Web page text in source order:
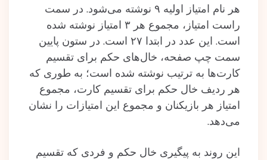
هر نام امتیاز اولیه ۹ نوشته می‌شود. در سمت
راست امتیاز، مجموع هر ۳ امتیاز نوشته‌ شده‌
است. این عدد در ابتدا ۲۷ است. در ستون پایین
سمت چپ صفحه، خال‌های حکم برای تقسیم
کارت‌ها به ترتیب نوشته‌ شده‌ است؛ به طوری که
هر ردیف خال حکم برای تقسیم کارت، مجموع
امتیاز هر بازیکنان و مجموع این امتیازات را نشان
می‌دهد.
این روند به پیگیری خال حکم و فردی که تقسیم